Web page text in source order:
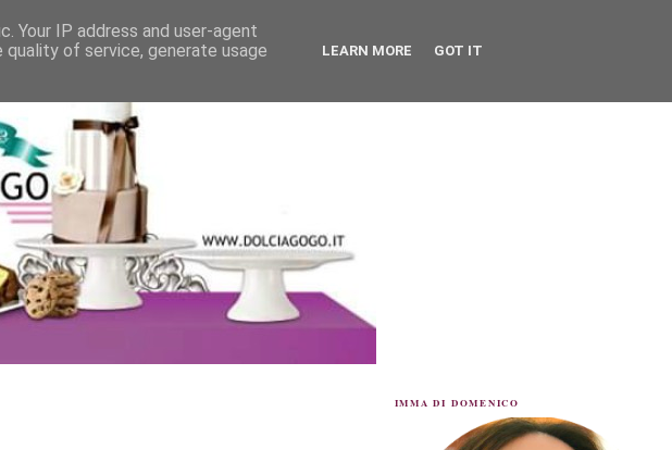
IMMA DI DOMENICO
Your IP address and user-agent
of service, generate usage
LEARN MORE GOT IT